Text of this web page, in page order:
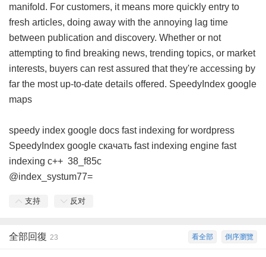
manifold. For customers, it means more quickly entry to
fresh articles, doing away with the annoying lag time
between publication and discovery. Whether or not
attempting to find breaking news, trending topics, or market
interests, buyers can rest assured that they're accessing by
far the most up-to-date details offered. SpeedyIndex google
maps
speedy index google docs fast indexing for wordpress
SpeedyIndex google скачать fast indexing engine fast
indexing c++ 38_f85c
@index_systum77=
支持 反对
倒序瀏覽
看全部
全部回復 23